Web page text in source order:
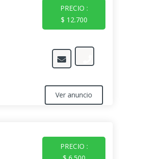
PRECIO :
$ 12.700
Ver anuncio
PRECIO :